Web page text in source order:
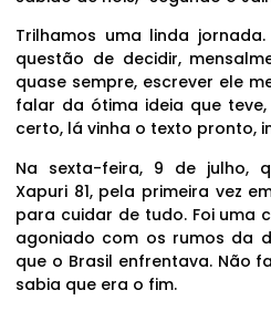
Trilhamos uma linda
questão de decidir,
quase sempre, escrever ele
falar da ótima ideia que
certo, lá vinha o texto pronto,
Na sexta-feira, 9 de julho,
Xapuri 81, pela primeira vez
para cuidar de tudo. Foi uma
agoniado com os rumos da
que o Brasil enfrentava. Não
sabia que era o fim.